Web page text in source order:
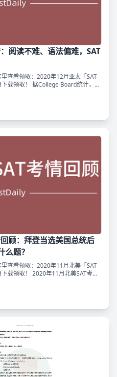
阅读不难、语法偏难，SAT
查看领取：2020年12月亚太「SAT
载领取！ 据College Board统计，自
SAT考试。可见，尽管在疫情下，
顾：拜登当选美国总统后
么题？
查看领取：2020年11月北美「SAT
载领取！ 2020年11月北美SAT考试
人数最多的一套是重复使用8月多